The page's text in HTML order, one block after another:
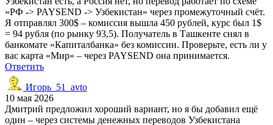
«РФ -> PAYSEND -> Узбекистан» через промежуточный счёт.
Я отправлял 300$ – комиссия вышла 450 рублей, курс был 1$
= 94 рубля (по рынку 93,5). Получатель в Ташкенте снял в
банкомате «Капиталбанка» без комиссии. Проверьте, есть ли у
вас карта «Мир» – через PAYSEND она принимается.
Ответить
Игорь_51_avto
10 мая 2026
Дмитрий предложил хороший вариант, но я бы добавил ещё
один – через системы денежных переводов Узбекистана